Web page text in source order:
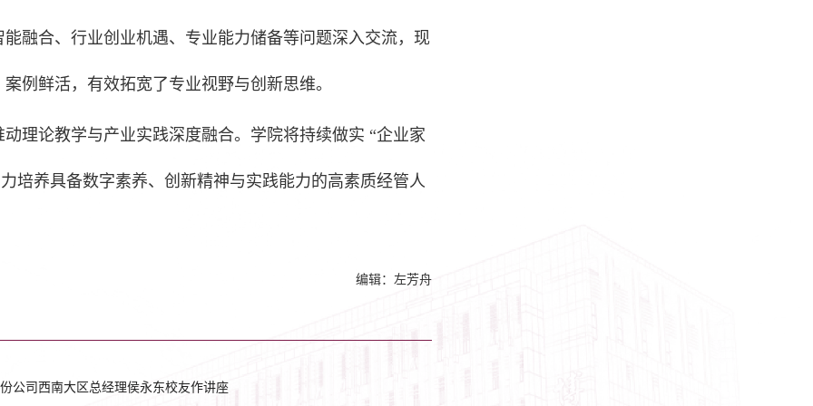
融合、行业创业机遇、专业能力储备等问题深入交流，现
例鲜活，有效拓宽了专业视野与创新思维。
理论教学与产业实践深度融合。学院将持续做实 “企业家
培养具备数字素养、创新精神与实践能力的高素质经管人
编辑：左芳舟
公司西南大区总经理侯永东校友作讲座